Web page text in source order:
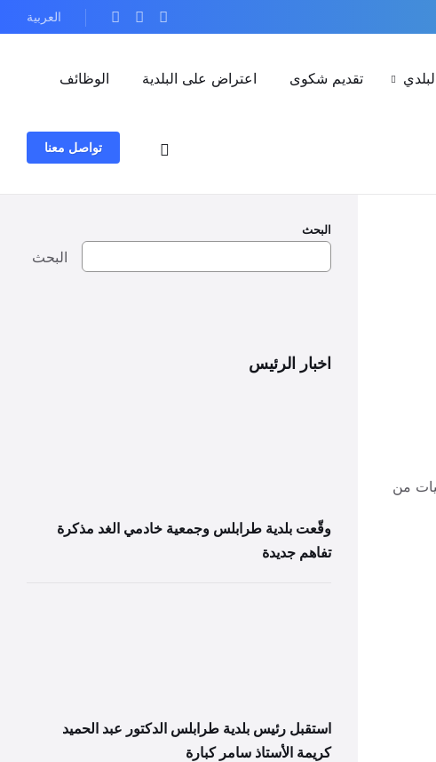
العربية
تقديم شكوى اعتراض على البلدية
الوظائف
تواصل معنا
من
البحث
البحث
اخبار الرئيس
وقّعت بلدية طرابلس وجمعية خادمي الغد مذكرة
تفاهم جديدة
استقبل رئيس بلدية طرابلس الدكتور عبد الحميد
كريمة الأستاذ سامر كبارة